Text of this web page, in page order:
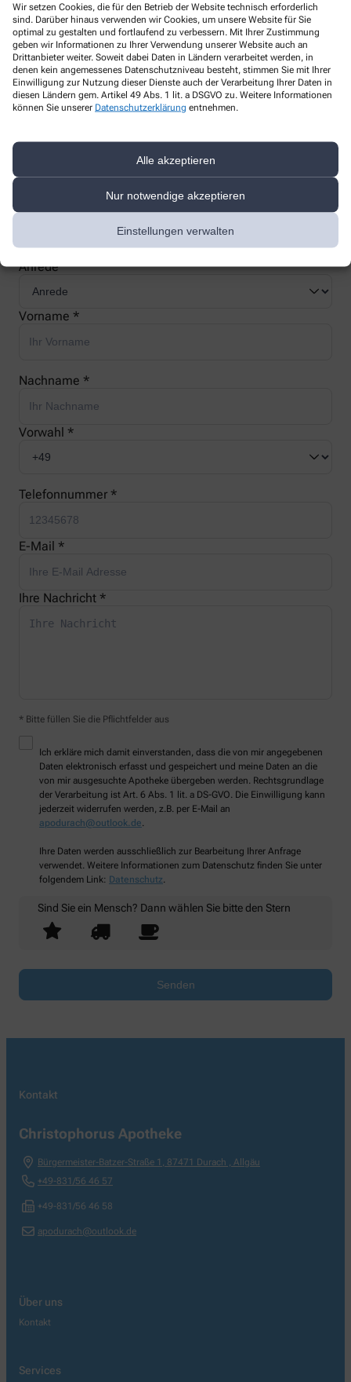
Wir setzen Cookies, die für den Betrieb der Website technisch erforderlich
sind. Darüber hinaus verwenden wir Cookies, um unsere Website für Sie
optimal zu gestalten und fortlaufend zu verbessern. Mit Ihrer Zustimmung
geben wir Informationen zu Ihrer Verwendung unserer Website auch an
Drittanbieter weiter. Soweit dabei Daten in Ländern verarbeitet werden, in
denen kein angemessenes Datenschutzniveau besteht, stimmen Sie mit Ihrer
Einwilligung zur Nutzung dieser Dienste auch der Verarbeitung Ihrer Daten in
diesen Ländern gem. Artikel 49 Abs. 1 lit. a DSGVO zu. Weitere Informationen
können Sie unserer Datenschutzerklärung entnehmen.
Alle akzeptieren
Nur notwendige akzeptieren
Einstellungen verwalten
Nachweis Ihrer Befreiung
Wenn Sie einen Ausweis über die Befreiung der gesetzlichen
Zuzahlung haben, können wir diese Info speichern und Sie
Jetzt schnell und einfach online beantragen und beim nächsten
Besuch bei uns in der Apotheke abholen.
Anrede
Vorname *
Nachname *
Vorwahl *
Telefonnummer *
E-Mail *
Ihre Nachricht *
* Bitte füllen Sie die Pflichtfelder aus
Ich erkläre mich damit einverstanden, dass die von mir angegebenen
Daten elektronisch erfasst und gespeichert und meine Daten an die
von mir ausgesuchte Apotheke übergeben werden. Rechtsgrundlage
der Verarbeitung ist Art. 6 Abs. 1 lit. a DS-GVO. Die Einwilligung kann
jederzeit widerrufen werden, z.B. per E-Mail an
apodurach@outlook.de.
Ihre Daten werden ausschließlich zur Bearbeitung Ihrer Anfrage
verwendet. Weitere Informationen zum Datenschutz finden Sie unter
folgendem Link: Datenschutz.
Sind Sie ein Mensch? Dann wählen Sie bitteden Stern
Kontakt
Christophorus Apotheke
Bürgermeister-Batzer-Straße 1 , 87471 Durach , Allgäu
+49-831/56 46 57
+49-831/56 46 58
apodurach@outlook.de
Über uns
Kontakt
Services